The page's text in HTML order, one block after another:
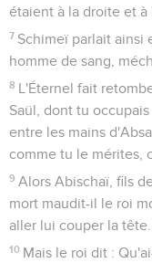
étaient à la droite et à
7 Schimeï parlait ainsi
homme de sang,
8 L'Éternel fait
Saül, dont tu
entre les mains
comme tu le mérites,
9 Alors Abischaï, fils
mort maudit-il le roi
aller lui couper la tête.
10 Mais le roi dit :